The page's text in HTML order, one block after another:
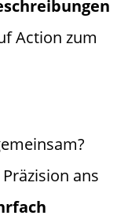
Action zum
ans